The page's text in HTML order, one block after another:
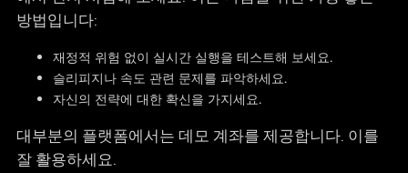
방법입니다:
재정적 위험 없이 실시간 실행을 테스트해 보세요.
슬리피지나 속도 관련 문제를 파악하세요.
자신의 전략에 대한 확신을 가지세요.
대부분의 플랫폼에서는 데모 계좌를 제공합니다. 이를
잘 활용하세요.